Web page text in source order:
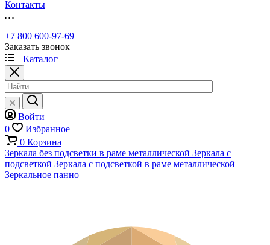
Контакты
+7 800 600-97-69
Заказать звонок
Каталог
Войти
0
Избранное
0 Корзина
Зеркала без подсветки в раме металлической Зеркала с
подсветкой Зеркала с подсветкой в раме металлической
Зеркальное панно